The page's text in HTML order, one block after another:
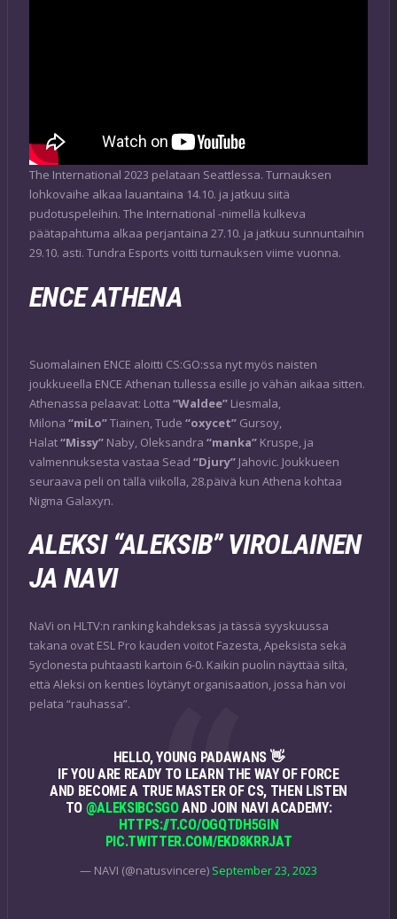
The International 2023 pelataan Seattlessa. Turnauksen
lohkovaihe alkaa lauantaina 14.10. ja jatkuu siitä
pudotuspeleihin. The International -nimellä kulkeva
päätapahtuma alkaa perjantaina 27.10. ja jatkuu sunnuntaihin
29.10. asti. Tundra Esports voitti turnauksen viime vuonna.
ENCE ATHENA
Suomalainen ENCE aloitti CS:GO:ssa nyt myös naisten
joukkueella ENCE Athenan tullessa esille jo vähän aikaa sitten.
Athenassa pelaavat: Lotta “Waldee” Liesmala,
Milona “miLo”Tiainen, Tude “oxycet” Gursoy,
Halat“Missy” Naby, Oleksandra “manka” Kruspe, ja
valmennuksesta vastaa Sead “Djury” Jahovic. Joukkueen
seuraava peli on tällä viikolla, 28.päivä kun Athena kohtaa
Nigma Galaxyn.
ALEKSI “ALEKSIB” VIROLAINEN
JA NAVI
NaVi on HLTV:n ranking kahdeksas ja tässä syyskuussa
takana ovat ESL Pro kauden voitot Fazesta, Apeksista sekä
5yclonesta puhtaasti kartoin 6-0. Kaikin puolin näyttää siltä,
että Aleksi on kenties löytänyt organisaation, jossa hän voi
pelata “rauhassa”.
HELLO, YOUNG PADAWANS 👋
IF YOU ARE READY TO LEARN THE WAY OF FORCE
AND BECOME A TRUE MASTER OF CS, THEN LISTEN
TO @ALEKSIBCSGOAND JOIN NAVI ACADEMY:
HTTPS://T.CO/OGQTDH5GIN
PIC.TWITTER.COM/EKD8KRRJAT
— NAVI (@natusvincere) September 23, 2023